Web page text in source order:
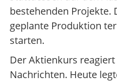
bestehenden Projekte.
geplante Produktion
starten.
Der Aktienkurs
Nachrichten. Heute